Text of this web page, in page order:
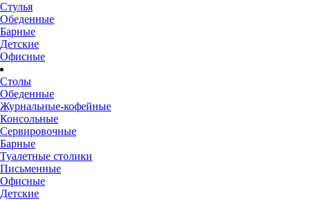
Стулья
Обеденные
Барные
Детские
Офисные
Столы
Обеденные
Журнальные-кофейные
Консольные
Сервировочные
Барные
Туалетные столики
Письменные
Офисные
Детские